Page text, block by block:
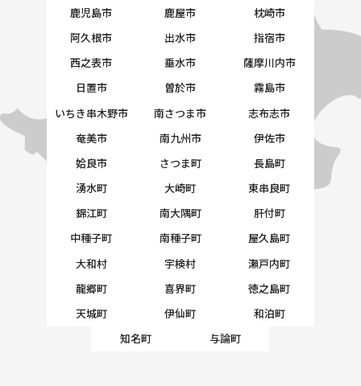
鹿児島市 鹿屋市
枕崎市
阿久根市
出水市
指宿市
西之表市
垂水市
薩摩川内市
日置市
曽於市
霧島市
いちき串木野市
南さつま市
志布志市
奄美市
南九州市
伊佐市
姶良市
さつま町
長島町
湧水町
大崎町
東串良町
錦江町
南大隅町
肝付町
中種子町
南種子町
屋久島町
大和村
宇検村
瀬戸内町
龍郷町
喜界町
徳之島町
天城町
伊仙町
和泊町
知名町
与論町